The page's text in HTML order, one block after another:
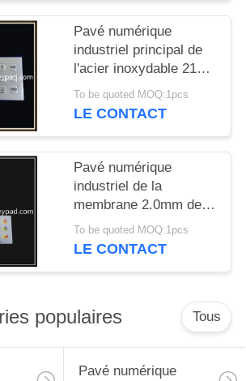
Pavé numérique
industriel principal de
l'acier inoxydable 21
3x7 Matrix
To be quoted MOQ:1pcs
LE CONTACT
Pavé numérique
industriel de la
membrane 2.0mm de
film de pot en métal
d'ANIMAL FAMILIER
To be quoted MOQ:1pcs
LE CONTACT
populaires Tous
Pavé numérique